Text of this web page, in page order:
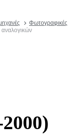
Φωτογραφικές